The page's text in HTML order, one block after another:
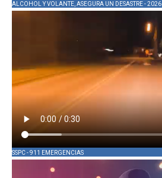
ALCOHOL Y VOLANTE, ASEGURA UN DESASTRE - 2026
SSPC - 911 EMERGENCIAS